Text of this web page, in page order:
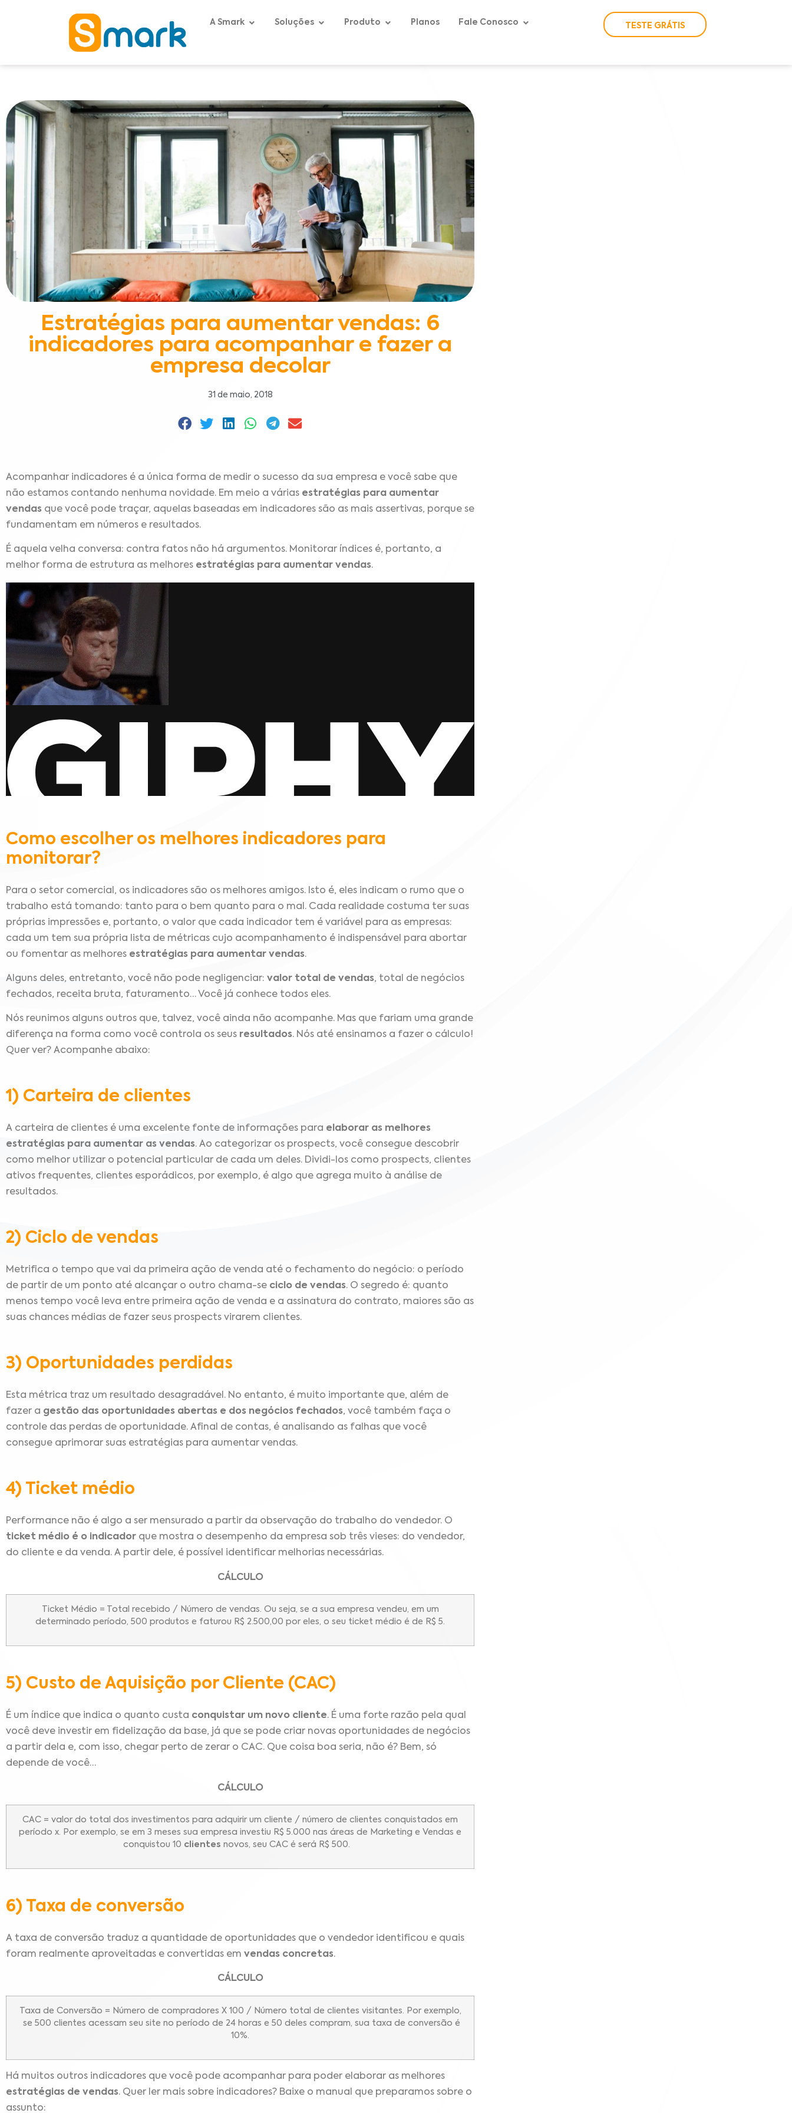
A Smark Soluções Produto Planos Fale Conosco TESTE GRÁTIS
Estratégias para aumentar vendas: 6
indicadores para acompanhar e fazer a
empresa decolar
31 de maio, 2018
Acompanhar indicadores é a única forma de medir o sucesso da sua empresa e você sabe que
não estamos contando nenhuma novidade. Em meio a várias estratégias para aumentar
vendas que você pode traçar, aquelas baseadas em indicadores são as mais assertivas, porque se
fundamentam em números e resultados.
É aquela velha conversa: contra fatos não há argumentos. Monitorar índices é, portanto, a
melhor forma de estrutura as melhores estratégias para aumentar vendas.
Como escolher os melhores indicadores para
monitorar?
Para o setor comercial, os indicadores são os melhores amigos. Isto é, eles indicam o rumo que o
trabalho está tomando: tanto para o bem quanto para o mal. Cada realidade costuma ter suas
próprias impressões e, portanto, o valor que cada indicador tem é variável para as empresas:
cada um tem sua própria lista de métricas cujo acompanhamento é indispensável para abortar
ou fomentar as melhores estratégias para aumentar vendas.
Alguns deles, entretanto, você não pode negligenciar: valor total de vendas, total de negócios
fechados, receita bruta, faturamento… Você já conhece todos eles.
Nós reunimos alguns outros que, talvez, você ainda não acompanhe. Mas que fariam uma grande
diferença na forma como você controla os seus resultados. Nós até ensinamos a fazer o cálculo!
Quer ver? Acompanhe abaixo:
1) Carteira de clientes
A carteira de clientes é uma excelente fonte de informações para elaborar as melhores
estratégias para aumentar as vendas. Ao categorizar os prospects, você consegue descobrir
como melhor utilizar o potencial particular de cada um deles. Dividi-los como prospects, clientes
ativos frequentes, clientes esporádicos, por exemplo, é algo que agrega muito à análise de
resultados.
2) Ciclo de vendas
Metrifica o tempo que vai da primeira ação de venda até o fechamento do negócio: o período
de partir de um ponto até alcançar o outro chama-se ciclo de vendas. O segredo é: quanto
menos tempo você leva entre primeira ação de venda e a assinatura do contrato, maiores são as
suas chances médias de fazer seus prospects virarem clientes.
3) Oportunidades perdidas
Esta métrica traz um resultado desagradável. No entanto, é muito importante que, além de
fazer a gestão das oportunidades abertas e dos negócios fechados, você também faça o
controle das perdas de oportunidade. Afinal de contas, é analisando as falhas que você
consegue aprimorar suas estratégias para aumentar vendas.
4) Ticket médio
Performance não é algo a ser mensurado a partir da observação do trabalho do vendedor. O
ticket médio é o indicador que mostra o desempenho da empresa sob três vieses: do vendedor,
do cliente e da venda. A partir dele, é possível identificar melhorias necessárias.
CÁLCULO
Ticket Médio = Total recebido / Número de vendas. Ou seja, se a sua empresa vendeu, em um
determinado período, 500 produtos e faturou R$ 2.500,00 por eles, o seu ticket médio é de R$ 5.
5) Custo de Aquisição por Cliente (CAC)
É um índice que indica o quanto custa conquistar um novo cliente. É uma forte razão pela qual
você deve investir em fidelização da base, já que se pode criar novas oportunidades de negócios
a partir dela e, com isso, chegar perto de zerar o CAC. Que coisa boa seria, não é? Bem, só
depende de você…
CÁLCULO
CAC = valor do total dos investimentos para adquirir um cliente / número de clientes conquistados em
período x. Por exemplo, se em 3 meses sua empresa investiu R$ 5.000 nas áreas de Marketing e Vendas e
conquistou 10 clientes novos, seu CAC é será R$ 500.
6) Taxa de conversão
A taxa de conversão traduz a quantidade de oportunidades que o vendedor identificou e quais
foram realmente aproveitadas e convertidas em vendas concretas.
CÁLCULO
Taxa de Conversão = Número de compradores X 100 / Número total de clientes visitantes. Por exemplo,
se 500 clientes acessam seu site no período de 24 horas e 50 deles compram, sua taxa de conversão é
10%.
Há muitos outros indicadores que você pode acompanhar para poder elaborar as melhores
estratégias de vendas. Quer ler mais sobre indicadores? Baixe o manual que preparamos sobre o
assunto: